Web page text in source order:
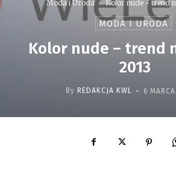
Moda i Uroda Kolor nude - trend
MODA I URODA
Kolor nude – trend
2013
By REDAKCJA KWL - 6